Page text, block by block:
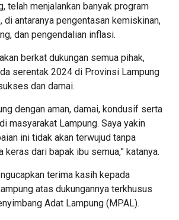
telah menjalankan banyak program
di antaranya pengentasan kemiskinan,
dan pengendalian inflasi.
berkat dukungan semua pihak,
serentak 2024 di Provinsi Lampung
dan damai.
dengan aman, damai, kondusif serta
masyarakat Lampung. Saya yakin
ini tidak akan terwujud tanpa
keras dari bapak ibu semua,” katanya.
terima kasih kepada
atas dukungannya terkhusus
Adat Lampung (MPAL).